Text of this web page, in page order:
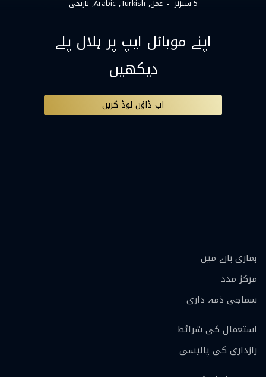
5 سیزنز عمل Turkish
Arabic تاریخی
اپنے موبائل ایپ پر ہلال پلے
دیکھیں
اب ڈاؤن لوڈ کریں
ہماری بارے ميں
مرکز مدد
سماجی ذمہ داری
استعمال کی شرائط
رازداری کی پالیسی